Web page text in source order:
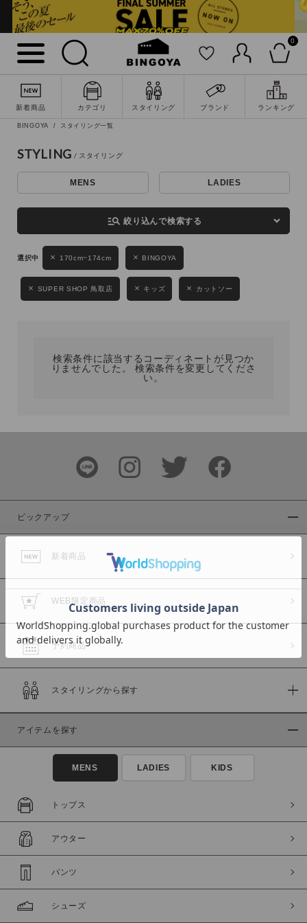
0
新着商品 カテゴリ スタイリング ブランド ランキング
詳細検索
キーワード
性別
MENS LADIES
ブランド
カラー
商品タイプ
通常商品
セール価格
在庫
在庫あり
BINGOYA スタイリング一覧
STYLING
MENS LADIES
manage_search 絞り込んで検索する
170cm~174cm BINGOYA
SUPER SHOP 鳥取店 キッズ カットソー
検索条件に該当するコーディネートが見つか
りませんでした。 検索条件を変更してくださ
い。
ピックアップ
新着商品
WEB限定商品
予約商品
スタイリングから探す
アイテムを探す
MENS LADIES KIDS
トップス
アウター
パンツ
シューズ